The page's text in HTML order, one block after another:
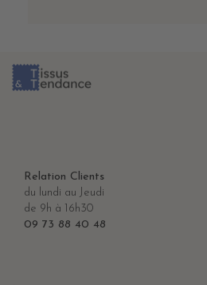
Relation Clients
du lundi au Jeudi
de 9h à 16h30
09 73 88 40 48